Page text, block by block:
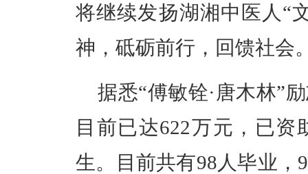
将继续发扬湖湘中医人“
神，砥砺前行，回馈社会
据悉“傅敏铨·唐木林”
目前已达622万元，已资
生。目前共有98人毕业，